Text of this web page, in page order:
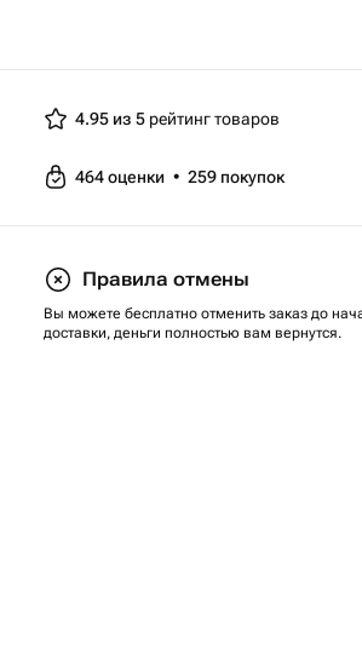
4.95 из 5 рейтинг товаров
464оценки • 259 покупок
Правила отмены
Вы можете бесплатно отменить заказ до
доставки, деньги полностью вам вернутся.